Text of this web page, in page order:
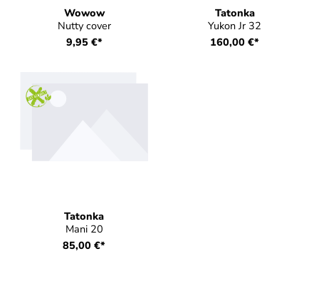
Wowow
Nutty cover
9,95 €*
Tatonka
Yukon Jr 32
160,00 €*
Tatonka
Mani 20
85,00 €*